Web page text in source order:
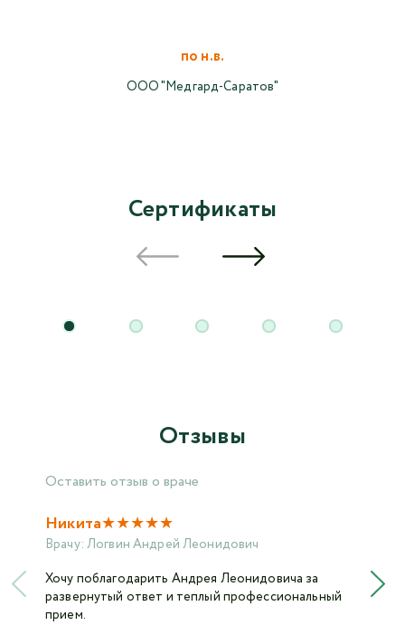
по н.в.
ООО "Медгард-Саратов"
Сертификаты
Отзывы
Оставить отзыв о враче
Никита★★★★★
Врачу: Логвин Андрей Леонидович
Хочу поблагодарить Андрея Леонидовича за
развернутый ответ и теплый профессиональный
прием.